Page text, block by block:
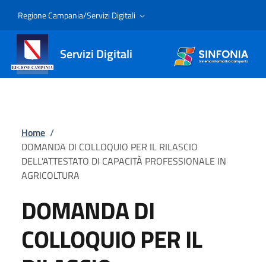
Regione Campania/Servizi Digitali
Servizi Digitali
Home /
DOMANDA DI COLLOQUIO PER IL RILASCIO
DELL'ATTESTATO DI CAPACITÀ PROFESSIONALE IN
AGRICOLTURA
DOMANDA DI
COLLOQUIO PER IL